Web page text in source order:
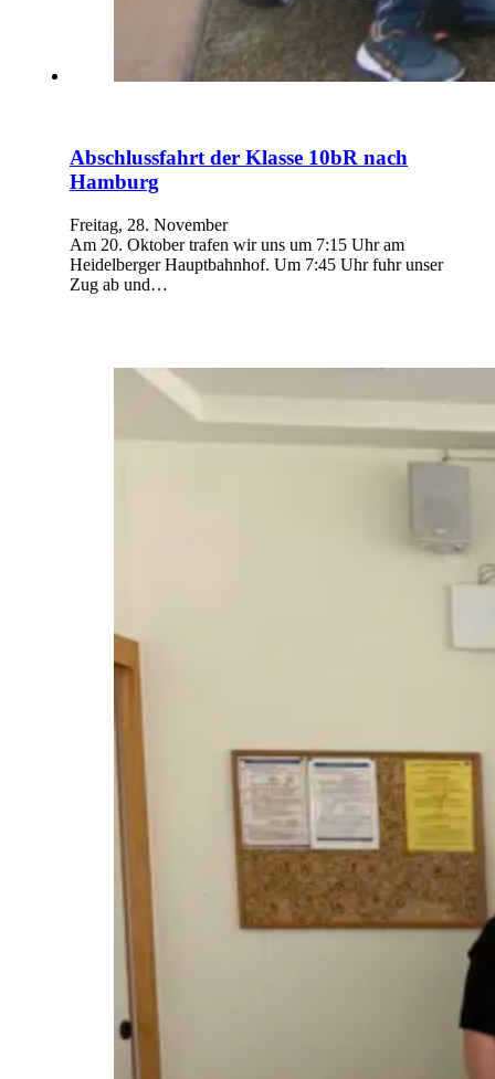
Abschlussfahrt der Klasse 10bR nach
Hamburg
Freitag, 28. November
Am 20. Oktober trafen wir uns um 7:15 Uhr am
Heidelberger Hauptbahnhof. Um 7:45 Uhr fuhr unser
Zug ab und…